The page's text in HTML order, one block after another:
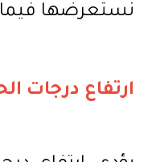
نستعرضها فيما
ارتفاع درجات